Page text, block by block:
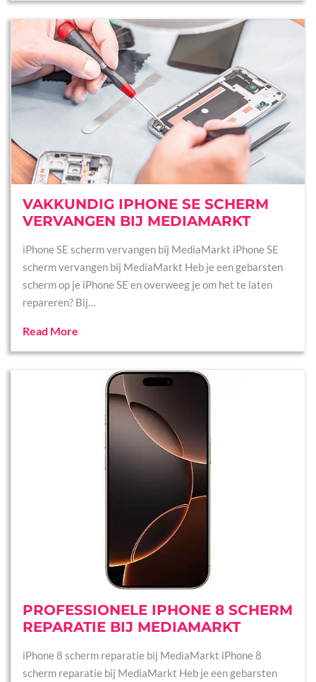
VAKKUNDIG IPHONE SE SCHERM
VERVANGEN BIJ MEDIAMARKT
iPhone SE scherm vervangen bij MediaMarkt iPhone SE
scherm vervangen bij MediaMarkt Heb je een gebarsten
scherm op je iPhone SE en overweeg je om het te laten
repareren? Bij…
Read More
PROFESSIONELE IPHONE 8 SCHERM
REPARATIE BIJ MEDIAMARKT
iPhone 8 scherm reparatie bij MediaMarkt iPhone 8
scherm reparatie bij MediaMarkt Heb je een gebarsten